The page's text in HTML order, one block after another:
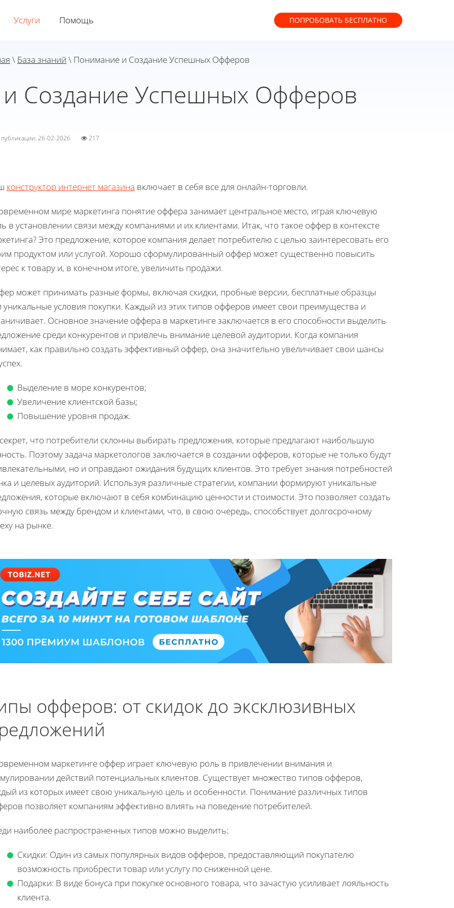
Услуги Помощь ПОПРОБОВАТЬ БЕСПЛАТНО
\ База знаний \ Понимание и Создание Успешных Офферов
Создание Успешных Офферов
публикации: 26-02-2026 217
конструктор интернет магазина включает в себя все для онлайн-торговли.
мире маркетинга понятие оффера занимает центральное место, играя ключевую
в установлении связи между компаниями и их клиентами. Итак, что такое оффер в контексте
Это предложение, которое компания делает потребителю с целью заинтересовать его
продуктом или услугой. Хорошо сформулированный оффер может существенно повысить
к товару и, в конечном итоге, увеличить продажи.
может принимать разные формы, включая скидки, пробные версии, бесплатные образцы
уникальные условия покупки. Каждый из этих типов офферов имеет свои преимущества и
Основное значение оффера в маркетинге заключается в его способности выделить
среди конкурентов и привлечь внимание целевой аудитории. Когда компания
как правильно создать эффективный оффер, она значительно увеличивает свои шансы
Выделение в море конкурентов;
Увеличение клиентской базы;
Повышение уровня продаж.
что потребители склонны выбирать предложения, которые предлагают наибольшую
Поэтому задача маркетологов заключается в создании офферов, которые не только будут
но и оправдают ожидания будущих клиентов. Это требует знания потребностей
и целевых аудиторий. Используя различные стратегии, компании формируют уникальные
которые включают в себя комбинацию ценности и стоимости. Это позволяет создать
связь между брендом и клиентами, что, в свою очередь, способствует долгосрочному
на рынке.
офферов: от скидок до эксклюзивных
маркетинге оффер играет ключевую роль в привлечении внимания и
действий потенциальных клиентов. Существует множество типов офферов,
из которых имеет свою уникальную цель и особенности. Понимание различных типов
позволяет компаниям эффективно влиять на поведение потребителей.
наиболее распространенных типов можно выделить:
Скидки: Один из самых популярных видов офферов, предоставляющий покупателю
возможность приобрести товар или услугу по сниженной цене.
Подарки: В виде бонуса при покупке основного товара, что зачастую усиливает лояльность
клиента.